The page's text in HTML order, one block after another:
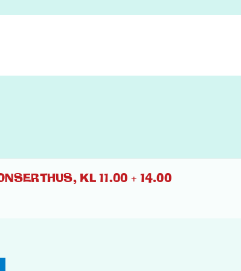
KL 11.00 + 14.00